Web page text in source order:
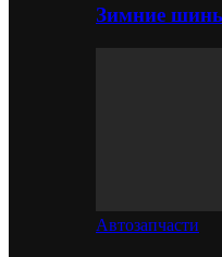
Зимние
Автозапчасти